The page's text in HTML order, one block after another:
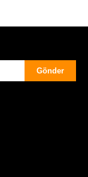
Gönder